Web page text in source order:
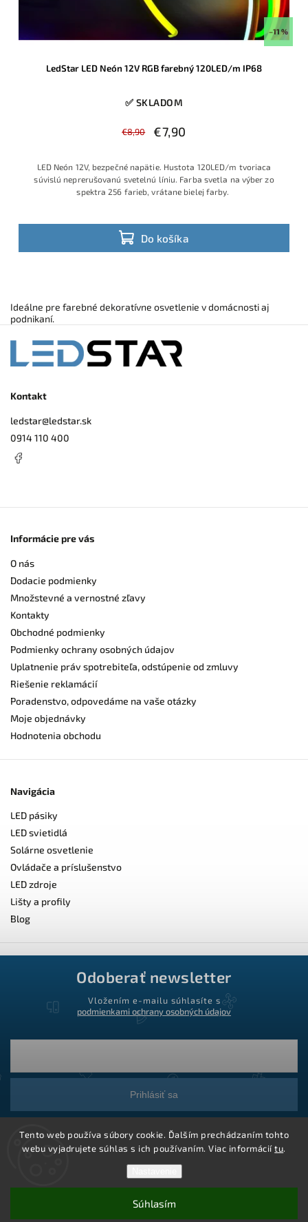
Tento web používa súbory cookie. Ďalším prechádzaním tohto
webu vyjadrujete súhlas s ich používaním. Viac informáciítu.
Súhlasím
–11 %
LedStar LED Neón 12V RGB farebný 120LED/m IP68
✅ SKLADOM
€8,90 €7,90
Do košíka
LED Neón 12V, bezpečné napätie. Hustota 120LED/m tvoriaca
súvislú neprerušovanú svetelnú líniu. Farba svetla na výber zo
spektra 256 farieb, vrátane bielej farby.
Ideálne pre farebné dekoratívne osvetlenie v domácnosti aj
podnikaní.
Kontakt
ledstar@ledstar.sk
0914 110 400
Informácie pre vás
O nás
Dodacie podmienky
Množstevné a vernostné zľavy
Kontakty
Obchodné podmienky
Podmienky ochrany osobných údajov
Uplatnenie práv spotrebiteľa, odstúpenie od zmluvy
Riešenie reklamácií
Poradenstvo, odpovedáme na vaše otázky
Moje objednávky
Hodnotenia obchodu
Navigácia
LED pásiky
LED svietidlá
Solárne osvetlenie
Ovládače a príslušenstvo
LED zdroje
Lišty a profily
Blog
Odoberať newsletter
Vložením e-mailu súhlasíte s
podmienkami ochrany osobných údajov
Prihlásiť sa